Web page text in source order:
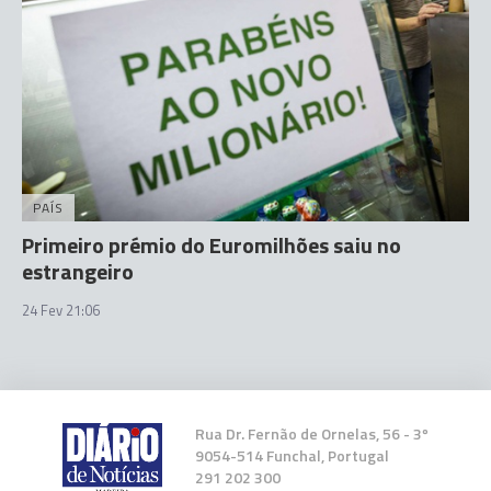
PAÍS
Primeiro prémio do Euromilhões saiu no
estrangeiro
24 Fev 21:06
Rua Dr. Fernão de Ornelas, 56 - 3º
9054-514 Funchal, Portugal
291 202 300